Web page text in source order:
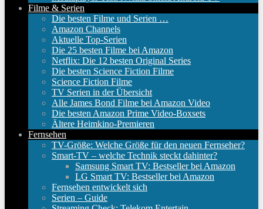
Filme & Serien
Die besten Filme und Serien …
Amazon Channels
Aktuelle Top-Serien
Die 25 besten Filme bei Amazon
Netflix: Die 12 besten Original Series
Die besten Science Fiction Filme
Science Fiction Filme
TV Serien in der Übersicht
Alle James Bond Filme bei Amazon Video
Die besten Amazon Prime Video-Boxsets
Ältere Heimkino-Premieren
Fernsehen
TV-Größe: Welche Größe für den neuen Fernseher?
Smart-TV – welche Technik steckt dahinter?
Samsung Smart TV: Bestseller bei Amazon
LG Smart TV: Bestseller bei Amazon
Fernsehen entwickelt sich
Serien – Guide